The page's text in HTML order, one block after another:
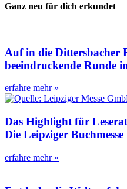
Ganz neu für dich erkundet
Auf in die Dittersbacher
beeindruckende Runde
erfahre mehr »
Das Highlight für
Die Leipziger Buchmesse
erfahre mehr »